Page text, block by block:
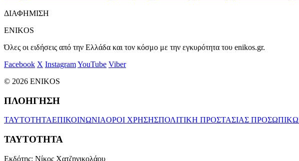
ΔΙΑΦΗΜΙΣΗ
ENIKOS
Όλες οι ειδήσεις από την Ελλάδα και τον κόσμο με την εγκυρότητα του enikos.gr.
Facebook X InstagramYouTube Viber
© 2026 ENIKOS
ΠΛΟΗΓΗΣΗ
ΤΑΥΤΟΤΗΤΑΕΠΙΚΟΙΝΩΝΙΑΟΡΟΙ ΧΡΗΣΗΣΠΟΛΙΤΙΚΗ ΠΡΟΣΤΑΣΙΑΣ
ΤΑΥΤΟΤΗΤΑ
Εκδότης: Νίκος Χατζηνικολάου